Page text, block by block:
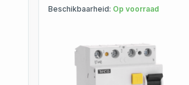
Beschikbaarheid: Op voorraad